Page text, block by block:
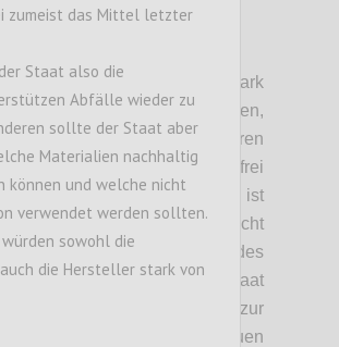
Intervention war hier ein stark
Thema. Wir habenfestgehalten,
zwar Regulierungen einführen
hier nicht vollkommen
frei
walten kann. Problematisch ist
der Begriff Souveränität
nicht
ist. Die Souveränität des
wie sie in einemfreien Staat
steht im Gegensatz zur
Individuen
zumeist das Mittel letzter
Staat also die
Abfälle wieder zu
sollte der Staat aber
Materialien nachhaltig
können und welche nicht
verwendet werden sollten.
sowohl die
die Hersteller stark von